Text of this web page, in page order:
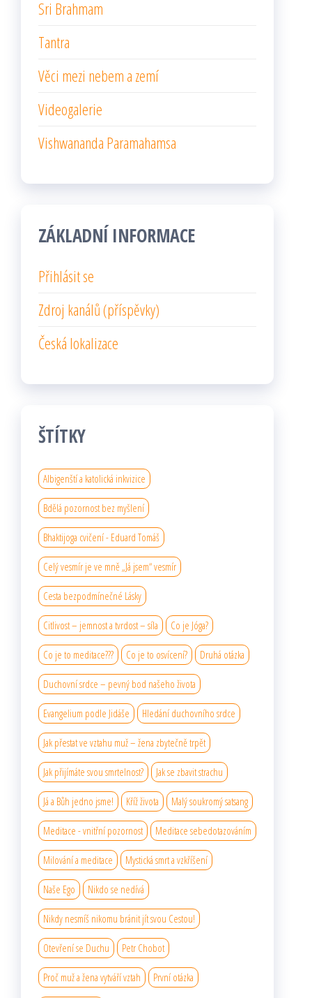
Sri Brahmam
Tantra
Věci mezi nebem a zemí
Videogalerie
Vishwananda Paramahamsa
ZÁKLADNÍ INFORMACE
Přihlásit se
Zdroj kanálů (příspěvky)
Česká lokalizace
ŠTÍTKY
Albigenští a katolická inkvizice
Bdělá pozornost bez myšlení
Bhaktijoga cvičení - Eduard Tomáš
Celý vesmír je ve mně „Já jsem“ vesmír
Cesta bezpodmínečné Lásky
Citlivost – jemnost a tvrdost – síla Co je Jóga?
Co je to meditace??? Co je to osvícení? Druhá otázka
Duchovní srdce – pevný bod našeho života
Evangelium podle Jidáše Hledání duchovního srdce
Jak přestat ve vztahu muž – žena zbytečně trpět
Jak přijímáte svou smrtelnost? Jak se zbavit strachu
Já a Bůh jedno jsme! Kříž života Malý soukromý satsang
Meditace - vnitřní pozornost Meditace sebedotazováním
Milování a meditace Mystická smrt a vzkříšení
Naše Ego Nikdo se nedívá
Nikdy nesmíš nikomu bránit jít svou Cestou!
Otevření se Duchu Petr Chobot
Proč muž a žena vytváří vztah První otázka